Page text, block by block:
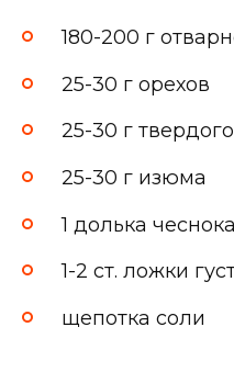
180-200 г
25-30 г орехов
25-30 г
25-30 г изюма
1 долька чеснока
1-2 ст. ложки
щепотка соли